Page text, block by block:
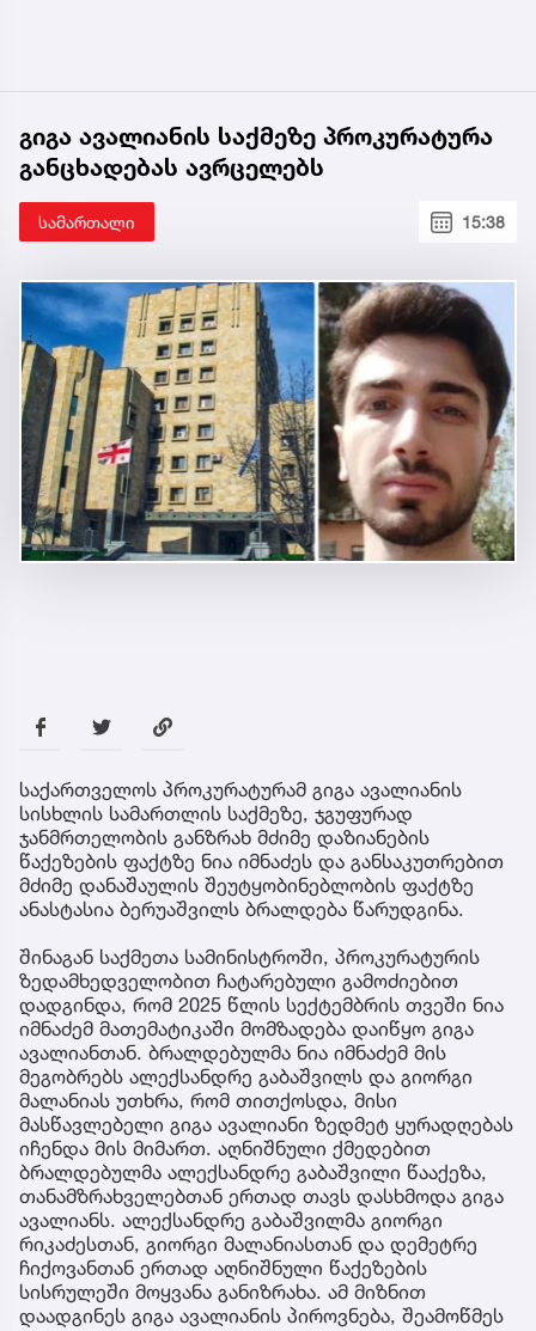
გიგა ავალიანის საქმეზე პროკურატურა
განცხადებას ავრცელებს
სამართალი 15:38
საქართველოს პროკურატურამ გიგა ავალიანის
სისხლის სამართლის საქმეზე, ჯგუფურად
ჯანმრთელობის განზრახ მძიმე დაზიანების
წაქეზების ფაქტზე ნია იმნაძეს და განსაკუთრებით
მძიმე დანაშაულის შეუტყობინებლობის ფაქტზე
ანასტასია ბერუაშვილს ბრალდება წარუდგინა.
შინაგან საქმეთა სამინისტროში, პროკურატურის
ზედამხედველობით ჩატარებული გამოძიებით
დადგინდა, რომ 2025 წლის სექტემბრის თვეში ნია
იმნაძემ მათემატიკაში მომზადება დაიწყო გიგა
ავალიანთან. ბრალდებულმა ნია იმნაძემ მის
მეგობრებს ალექსანდრე გაბაშვილს და გიორგი
მალანიას უთხრა, რომ თითქოსდა, მისი
მასწავლებელი გიგა ავალიანი ზედმეტ ყურადღებას
იჩენდა მის მიმართ. აღნიშნული ქმედებით
ბრალდებულმა ალექსანდრე გაბაშვილი წააქეზა,
თანამზრახველებთან ერთად თავს დასხმოდა გიგა
ავალიანს. ალექსანდრე გაბაშვილმა გიორგი
რიკაძესთან, გიორგი მალანიასთან და დემეტრე
ჩიქოვანთან ერთად აღნიშნული წაქეზების
სისრულეში მოყვანა განიზრახა. ამ მიზნით
დაადგინეს გიგა ავალიანის პიროვნება, შეამოწმეს